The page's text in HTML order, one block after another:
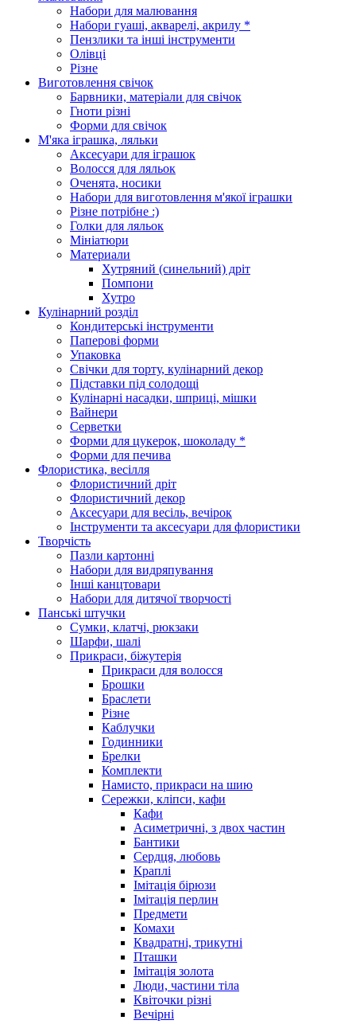
Набори для малювання
Набори гуаші, акварелі, акрилу *
Пензлики та інші інструменти
Олівці
Різне
Виготовлення свічок
Барвники, матеріали для свічок
Гноти різні
Форми для свічок
М'яка іграшка, ляльки
Аксесуари для іграшок
Волосся для ляльок
Оченята, носики
Набори для виготовлення м'якої іграшки
Різне потрібне :)
Голки для ляльок
Мініатюри
Материали
Хутряний (синельний) дріт
Помпони
Хутро
Кулінарний розділ
Кондитерські інструменти
Паперові форми
Упаковка
Свічки для торту, кулінарний декор
Підставки під солодощі
Кулінарні насадки, шприці, мішки
Вайнери
Серветки
Форми для цукерок, шоколаду *
Форми для печива
Флористика, весілля
Флористичний дріт
Флористичний декор
Аксесуари для весіль, вечірок
Інструменти та аксесуари для флористики
Творчість
Пазли картонні
Набори для видряпування
Інші канцтовари
Набори для дитячої творчості
Панські штучки
Сумки, клатчі, рюкзаки
Шарфи, шалі
Прикраси, біжутерія
Прикраси для волосся
Брошки
Браслети
Різне
Каблучки
Годинники
Брелки
Комплекти
Намисто, прикраси на шию
Сережки, кліпси, кафи
Кафи
Асиметричні, з двох частин
Бантики
Сердця, любовь
Краплі
Імітація бірюзи
Імітація перлин
Предмети
Комахи
Квадратні, трикутні
Пташки
Імітація золота
Люди, частини тіла
Квіточки різні
Вечірні